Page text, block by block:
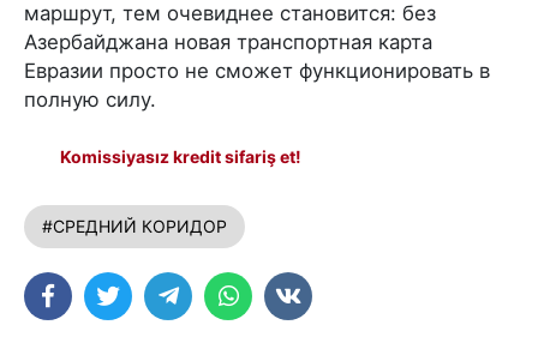
маршрут, тем очевиднее становится: без
Азербайджана новая транспортная карта
Евразии просто не сможет функционировать в
полную силу.
Komissiyasız kredit sifariş et!
#СРЕДНИЙ КОРИДОР